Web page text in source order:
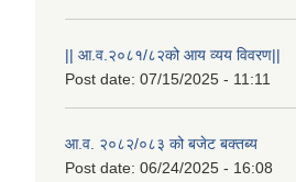
|| आ.व.२०८१/८२को आय व्यय विवरण||
Post date: 07/15/2025 - 11:11
आ.व. २०८२/०८३ को बजेट बक्तब्य
Post date: 06/24/2025 - 16:08